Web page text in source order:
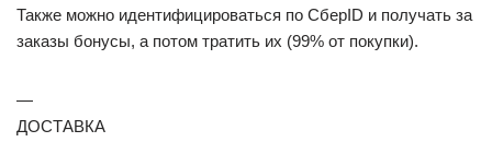
Также можно идентифицироваться по СберID и получать за
заказы бонусы, а потом тратить их (99% от покупки).
—
ДОСТАВКА